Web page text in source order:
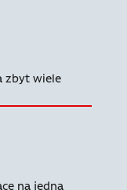
zbyt wiele
na jedną